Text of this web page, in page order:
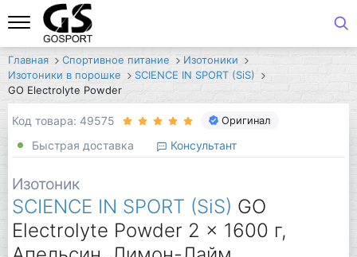
Главная Спортивное питание
Изотоники
Изотоники в порошке
SCIENCE IN SPORT (SiS)
GO Electrolyte Powder
Код товара: 49575 Оригинал
Быстрая доставка Консультант
Изотоник
SCIENCE IN SPORT (SiS) GO
Electrolyte Powder 2 x 1600 г,